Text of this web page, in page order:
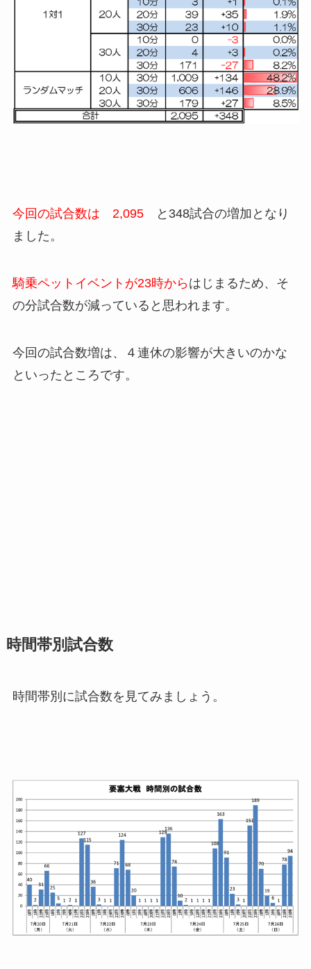
今回の試合数は 2,095と348試合の増加となり
ました。
騎乗ペットイベントが23時からはじまるため、そ
の分試合数が減っていると思われます。
今回の試合数増は、４連休の影響が大きいのかな
といったところです。
時間帯別試合数
時間帯別に試合数を見てみましょう。